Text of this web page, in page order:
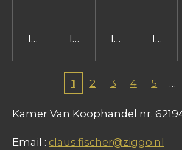
In winkelwagenIn winkelwagen
In In
1 2 3 4 5
Kamer Van Koophandel nr.
Email : claus.fischer@ziggo.nl